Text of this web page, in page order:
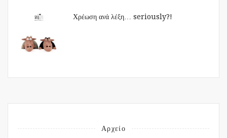
Χρέωση ανά λέξη… seriously?!
Αρχείο